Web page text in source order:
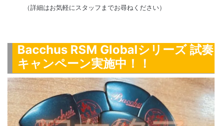
（詳細はお気軽にスタッフまでお尋ねください）
Bacchus RSM Globalシリーズ 試奏
キャンペーン実施中！！